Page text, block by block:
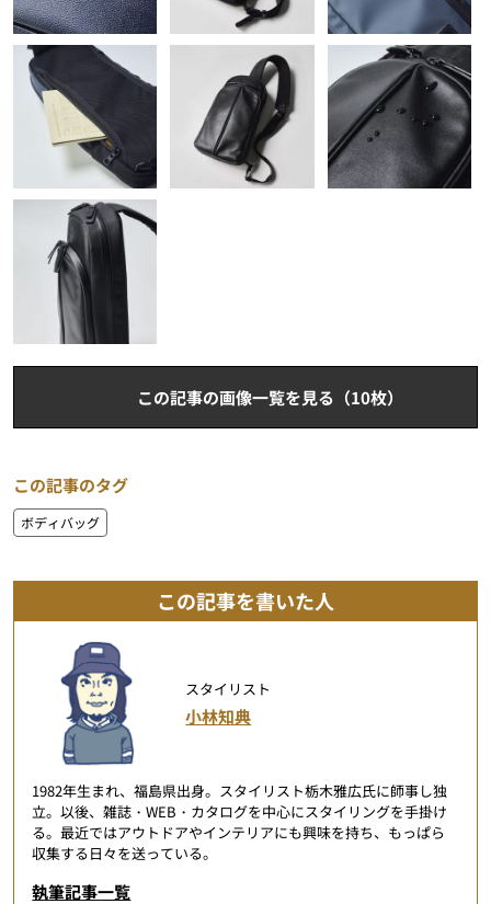
この記事の画像一覧を見る（10枚）
この記事のタグ
ボディバッグ
この記事を書いた人
スタイリスト
小林知典
1982年生まれ、福島県出身。スタイリスト栃木雅広氏に師事し独
立。以後、雑誌・WEB・カタログを中心にスタイリングを手掛け
る。最近ではアウトドアやインテリアにも興味を持ち、もっぱら
収集する日々を送っている。
執筆記事一覧